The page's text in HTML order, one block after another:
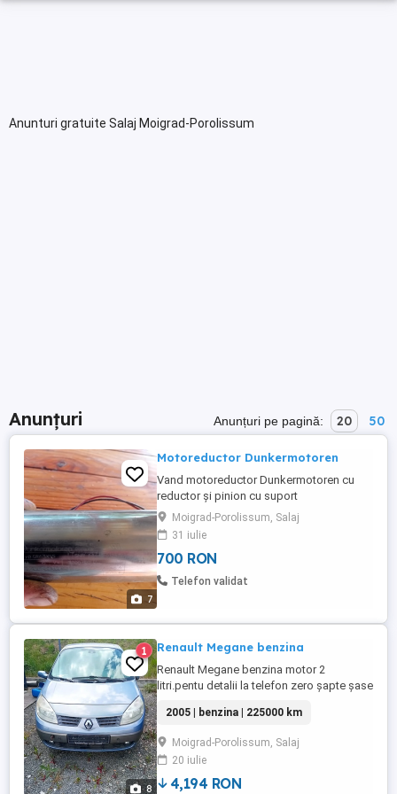
Anunturi gratuite Salaj Moigrad-Porolissum
Anunțuri Anunțuri pe pagină: 20 50
7
Motoreductor Dunkermotoren
Vand motoreductor Dunkermotoren cu
reductor și pinion cu suport
Moigrad-Porolissum, Salaj
31 iulie
700 RON
Telefon validat
8
1 Renault Megane benzina
Renault Megane benzina motor 2
litri.pentu detalii la telefon zero șapte șase
2005 | benzina | 225000 km
Moigrad-Porolissum, Salaj
20 iulie
4,194 RON